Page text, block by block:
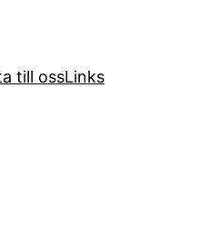
till ossLinks